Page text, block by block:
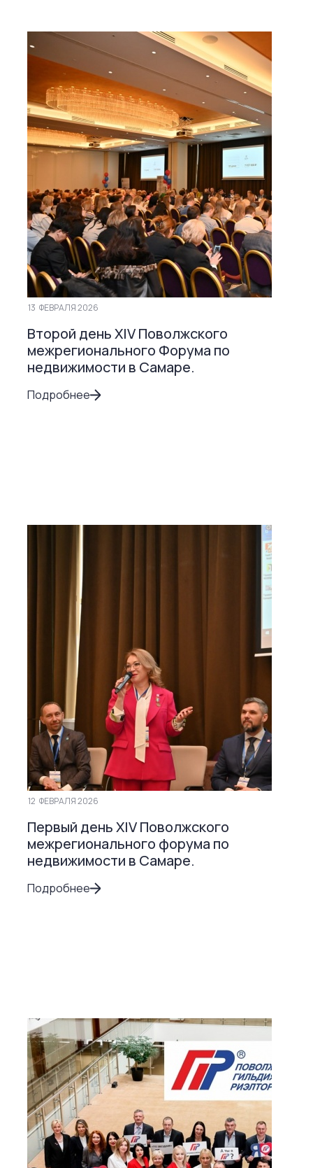
13 ФЕВРАЛЯ 2026
Второй день ХIV Поволжского
межрегионального Форума по
недвижимости в Самаре.
Подробнее
12 ФЕВРАЛЯ 2026
Первый день ХIV Поволжского
межрегионального форума по
недвижимости в Самаре.
Подробнее